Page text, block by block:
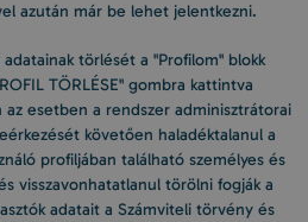
azután már be lehet jelentkezni.
törlését a "Profilom" blokk
TÖRLÉSE" gombra kattintva
esetben a rendszer adminisztrátorai
követően haladéktalanul a
profiljában található személyes és
visszavonhatatlanul törölni fogják a
adatait a Számviteli törvény és